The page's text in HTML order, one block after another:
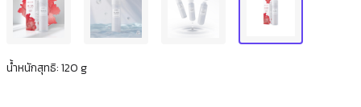
น้ำหนักสุทธิ: 120 g